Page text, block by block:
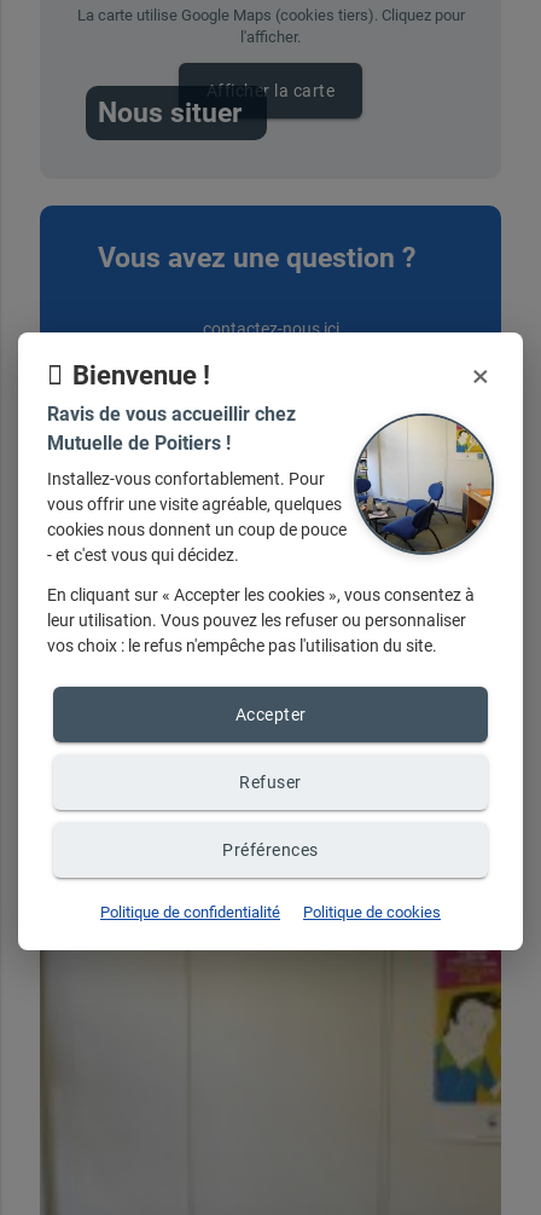
La carte utilise Google Maps (cookies tiers). Cliquez pour
l'afficher.
Afficher la carte
Nous situer
Vous avez une question ?
contactez-nous ici
Nos horaires
Du lundi au vendredi de 9h30 à 12h30 et
de 14h00 à 18h00.
Bienvenue ! ×
Ravis de vous accueillir chez
Mutuelle de Poitiers !
Installez-vous confortablement. Pour
vous offrir une visite agréable, quelques
cookies nous donnent un coup de pouce
- et c'est vous qui décidez.
En cliquant sur « Accepter les cookies », vous consentez à
leur utilisation. Vous pouvez les refuser ou personnaliser
vos choix : le refus n'empêche pas l'utilisation du site.
Accepter
Refuser
Préférences
Politique de confidentialité Politique de cookies